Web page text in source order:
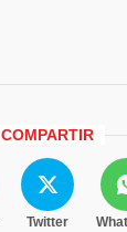
COMPARTIR
Twitter